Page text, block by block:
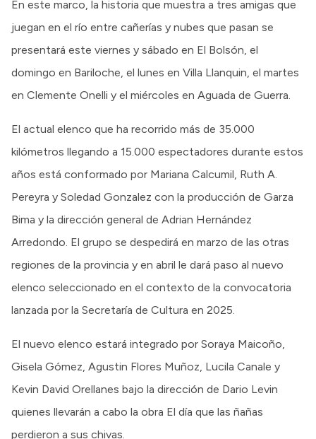
En este marco, la historia que muestra a tres amigas que
juegan en el río entre cañerías y nubes que pasan se
presentará este viernes y sábado en El Bolsón, el
domingo en Bariloche, el lunes en Villa Llanquin, el martes
en Clemente Onelli y el miércoles en Aguada de Guerra.
El actual elenco que ha recorrido más de 35.000
kilómetros llegando a 15.000 espectadores durante estos
años está conformado por Mariana Calcumil, Ruth A.
Pereyra y Soledad Gonzalez con la producción de Garza
Bima y la dirección general de Adrian Hernández
Arredondo. El grupo se despedirá en marzo de las otras
regiones de la provincia y en abril le dará paso al nuevo
elenco seleccionado en el contexto de la convocatoria
lanzada por la Secretaría de Cultura en 2025.
El nuevo elenco estará integrado por Soraya Maicoño,
Gisela Gómez, Agustin Flores Muñoz, Lucila Canale y
Kevin David Orellanes bajo la dirección de Dario Levin
quienes llevarán a cabo la obra El día que las ñañas
perdieron a sus chivas.